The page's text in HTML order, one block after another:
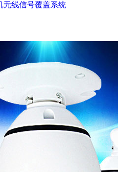
无线信号覆盖系统